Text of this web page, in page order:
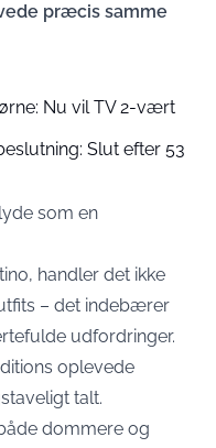
præcis samme
Nu vil TV 2-vært
Slut efter 53
som en
handler det ikke
– det indebærer
udfordringer.
oplevede
talt.
dommere og